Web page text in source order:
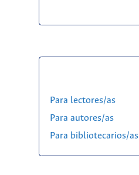
Para lectores/as
Para autores/as
Para bibliotecarios/as